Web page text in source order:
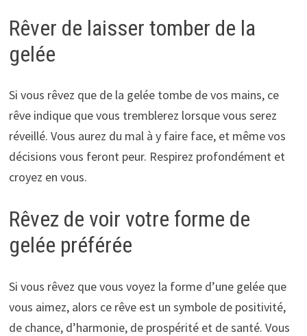
Rêver de laisser tomber de la
gelée
Si vous rêvez que de la gelée tombe de vos mains, ce
rêve indique que vous tremblerez lorsque vous serez
réveillé. Vous aurez du mal à y faire face, et même vos
décisions vous feront peur. Respirez profondément et
croyez en vous.
Rêvez de voir votre forme de
gelée préférée
Si vous rêvez que vous voyez la forme d’une gelée que
vous aimez, alors ce rêve est un symbole de positivité,
de chance, d’harmonie, de prospérité et de santé. Vous